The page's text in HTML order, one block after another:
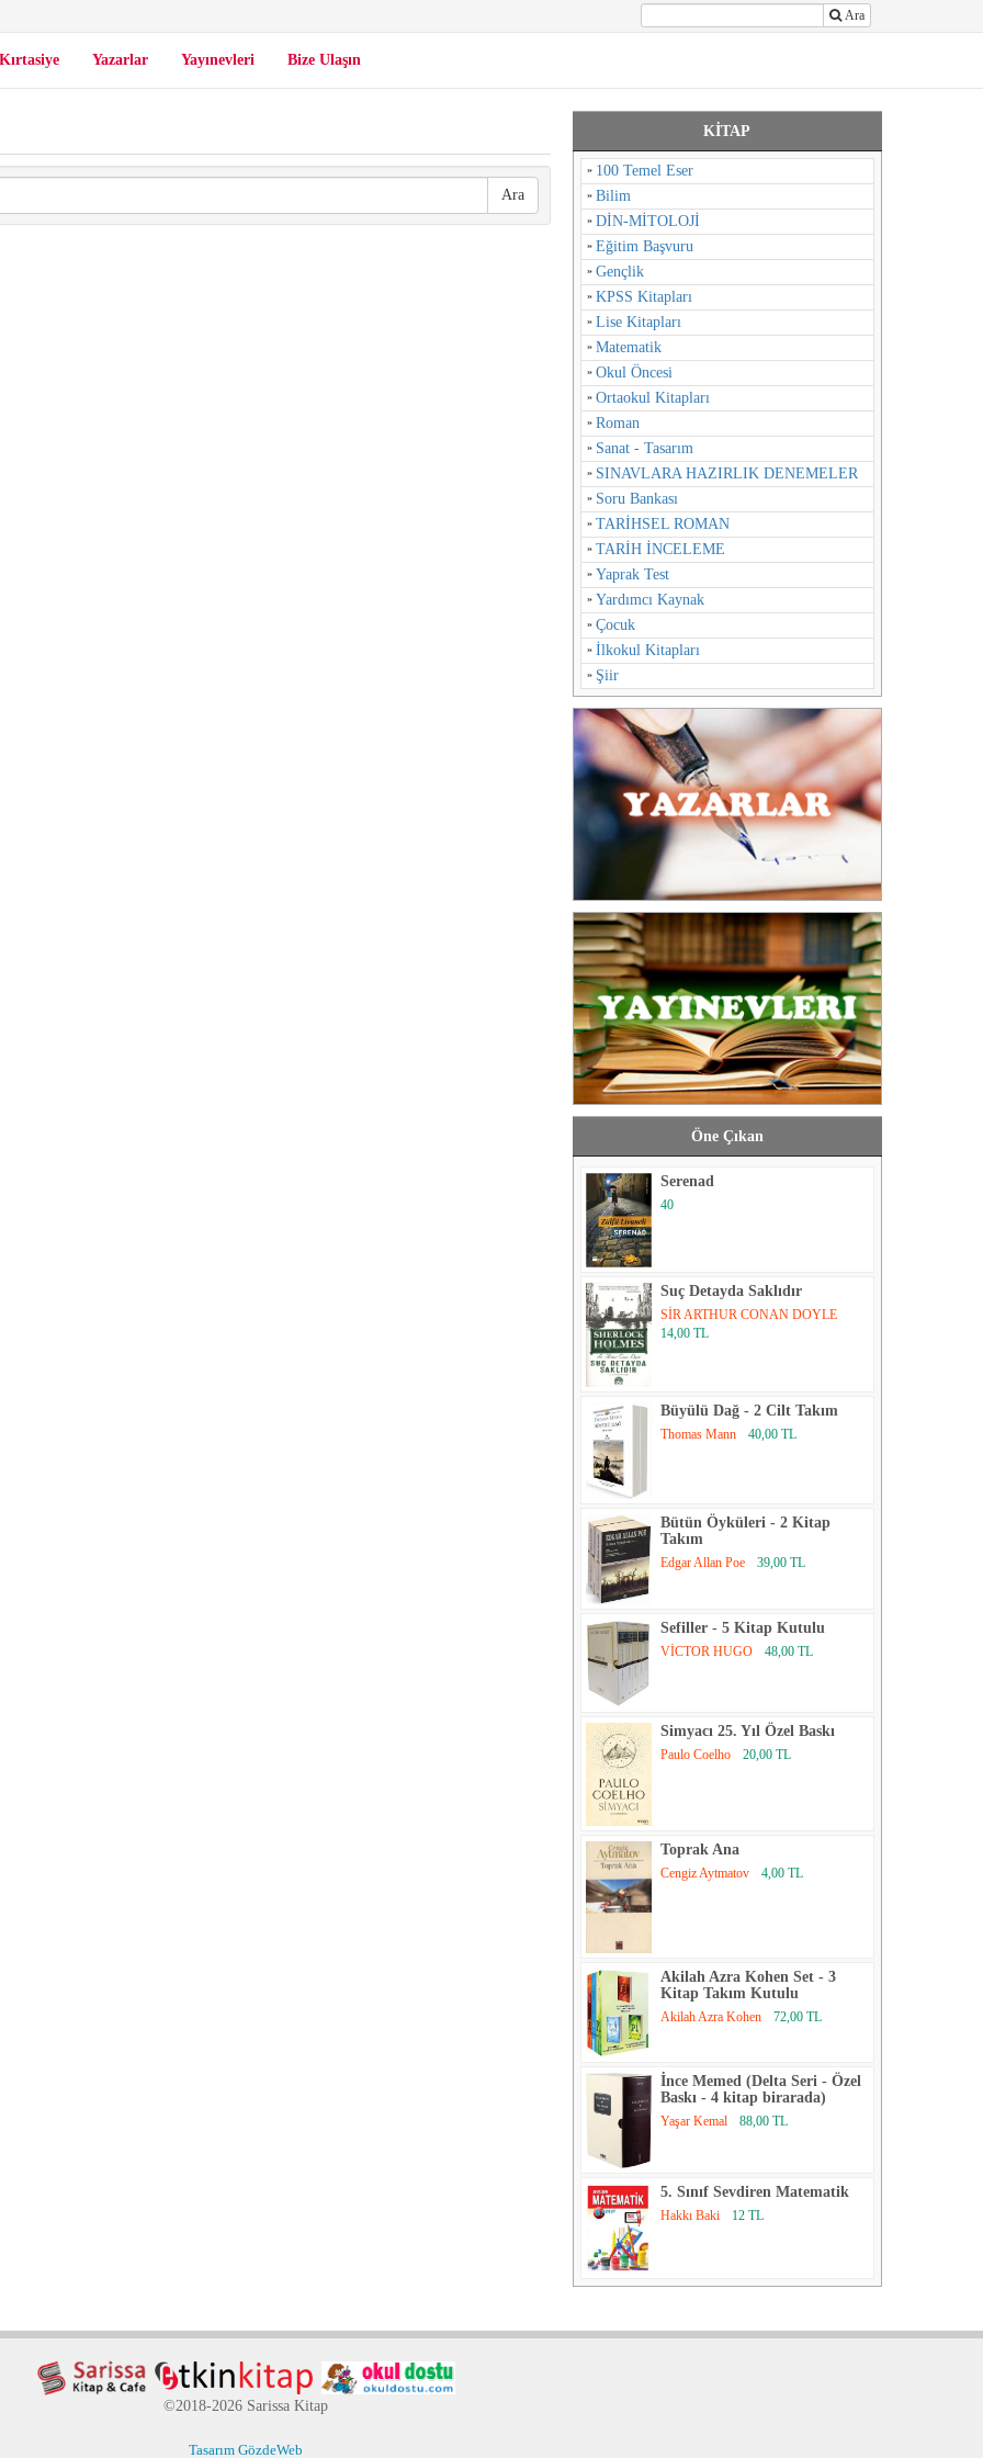
Ara
Kırtasiye Yazarlar Yayınevleri Bize Ulaşın
Ara
KİTAP
100 Temel Eser
Bilim
DİN-MİTOLOJİ
Eğitim Başvuru
Gençlik
KPSS Kitapları
Lise Kitapları
Matematik
Okul Öncesi
Ortaokul Kitapları
Roman
Sanat - Tasarım
SINAVLARA HAZIRLIK DENEMELER
Soru Bankası
TARİHSEL ROMAN
TARİH İNCELEME
Yaprak Test
Yardımcı Kaynak
Çocuk
İlkokul Kitapları
Şiir
Öne Çıkan
Serenad
40
Suç Detayda Saklıdır
SİR ARTHUR CONAN DOYLE
14,00 TL
Büyülü Dağ - 2 Cilt Takım
Thomas Mann 40,00 TL
Bütün Öyküleri - 2 Kitap
Takım
Edgar Allan Poe 39,00 TL
Sefiller - 5 Kitap Kutulu
VİCTOR HUGO 48,00 TL
Simyacı 25. Yıl Özel Baskı
Paulo Coelho 20,00 TL
Toprak Ana
Cengiz Aytmatov 4,00 TL
Akilah Azra Kohen Set - 3
Kitap Takım Kutulu
Akilah Azra Kohen 72,00 TL
İnce Memed (Delta Seri - Özel
Baskı - 4 kitap birarada)
Yaşar Kemal 88,00 TL
5. Sınıf Sevdiren Matematik
Hakkı Baki 12 TL
©2018-2026 Sarissa Kitap
Tasarım GözdeWeb